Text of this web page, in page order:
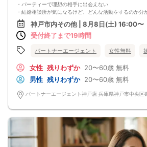
・パーティーで理想の相手に出会えない
・結婚相談所が気になるけど、どんな活動をするのか分
そんな方のために、結婚相談所のプロアドバイザーが「
め方」や「活動の流れ」を、個別にご案内します。
本相談会では、
・婚活に関するご質問やお悩み相談
を行います。
※婚活パーティーやグループセミナーではありません。
※婚活を真剣に考えている方向けの内容です。
です。
△注意事項△
※本相談会は、結婚相談所サービスのご説明と婚活相談
※カップリングやマッチングを行うイベントではありま
※オミカレでのご予約には本人確認が必要です。
神戸市内その他 | 8月8日(土) 16:00〜
受付終了まで19時間
パートナーエージェント 女性無料
女性 残りわずか 20〜60歳 無料
男性 残りわずか 20〜60歳 無料